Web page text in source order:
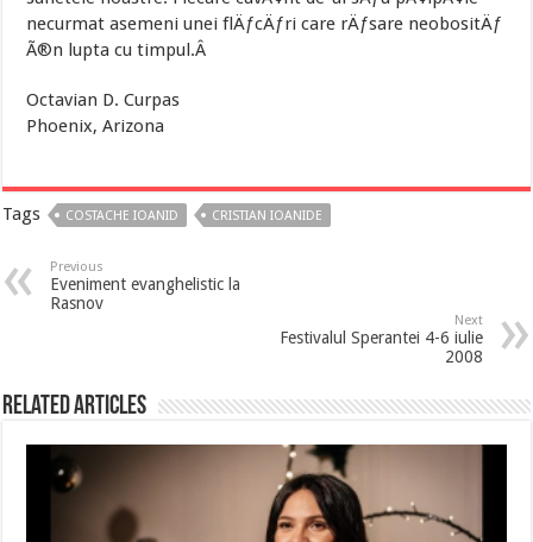
necurmat asemeni unei flÄƒcÄƒri care rÄƒsare neobositÄƒ
Ã®n lupta cu timpul.Â
Octavian D. Curpas
Phoenix, Arizona
Tags COSTACHE IOANID CRISTIAN IOANIDE
Previous
Eveniment evanghelistic la
Rasnov
Next
Festivalul Sperantei 4-6 iulie
2008
Related Articles